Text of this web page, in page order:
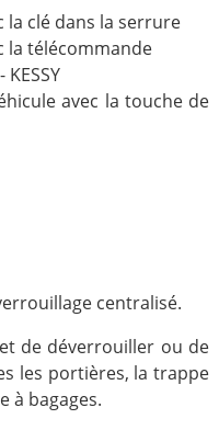
clé dans la serrure
la télécommande
avec la touche de
centralisé.
de déverrouiller ou de
les portières, la trappe
à bagages.